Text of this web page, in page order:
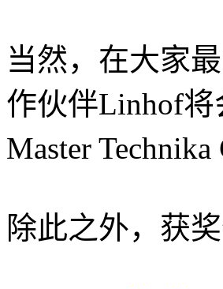
当然，在大家
作伙伴Linhof
Master
除此之外，获